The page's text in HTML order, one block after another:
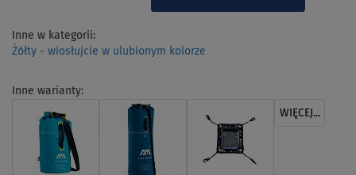
Inne w kategorii:
Żółty - wiosłujcie w ulubionym kolorze
Inne warianty:
WIĘCEJ...